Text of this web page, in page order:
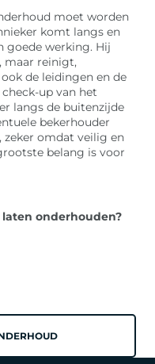
moet worden
komt langs en
goede werking. Hij
maar reinigt,
de leidingen en de
up van het
langs de buitenzijde
bekerhouder
zeker omdat veilig en
belang is voor
onderhouden?